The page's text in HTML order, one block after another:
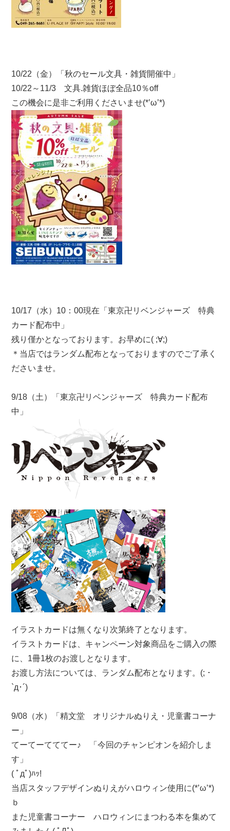
10/22（金）「秋のセール文具・雑貨開催中」
10/22～11/3 文具.雑貨ほぼ全品10％off
この機会に是非ご利用くださいませ(*’ω’*)
10/17（水）10：00現在「東京卍リベンジャーズ 特典
カード配布中」
残り僅かとなっております。お早めに( ;∀;)
＊当店ではランダム配布となっておりますのでご了承く
ださいませ。
9/18（土）「東京卍リベンジャーズ 特典カード配布
中」
イラストカードは無くなり次第終了となります。
イラストカードは、キャンペーン対象商品をご購入の際
に、1冊1枚のお渡しとなります。
お渡し方法については、ランダム配布となります。(; ･
`д･´)
9/08（水）「精文堂 オリジナルぬりえ・児童書コーナ
ー」
てーてーてててー♪ 「今回のチャンピオンを紹介しま
す」
( ﾟдﾟ)ﾊｯ!
当店スタッフデザインぬりえがハロウィン使用に(*’ω’*)
ｂ
また児童書コーナー ハロウィンにまつわる本を集めて